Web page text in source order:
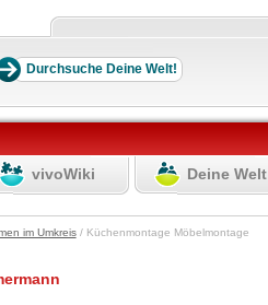
vivoWiki Deine Welt
im Umkreis/ Küchenmontage Möbelmontage